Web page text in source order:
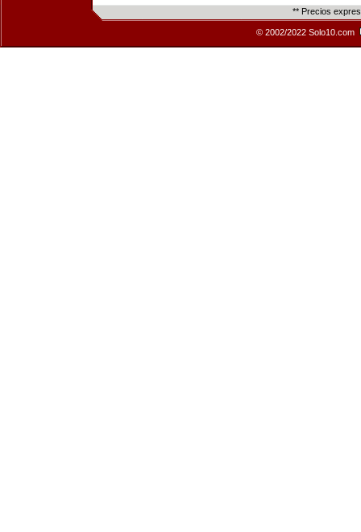
** Precios
© 2002/2022 Solo10.com